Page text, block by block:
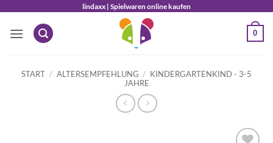
springen
lindaxx | Spielwaren online kaufen
0
START / ALTERSEMPFEHLUNG / KINDERGARTENKIND - 3-5
JAHRE